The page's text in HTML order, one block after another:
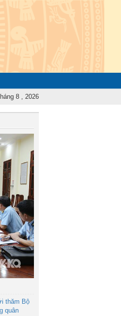
vụ công tác kiểm tra, giám sát năm
8 , 2026
thăm Bộ
quân